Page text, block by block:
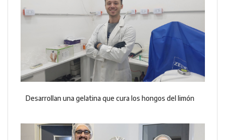
Desarrollan una gelatina que cura los hongos del limón